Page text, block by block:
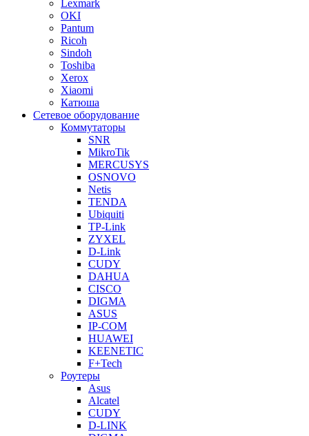
Lexmark
OKI
Pantum
Ricoh
Sindoh
Toshiba
Xerox
Xiaomi
Катюша
Сетевое оборудование
Коммутаторы
SNR
MikroTik
MERCUSYS
OSNOVO
Netis
TENDA
Ubiquiti
TP-Link
ZYXEL
D-Link
CUDY
DAHUA
CISCO
DIGMA
ASUS
IP-COM
HUAWEI
KEENETIC
F+Tech
Роутеры
Asus
Alcatel
CUDY
D-LINK